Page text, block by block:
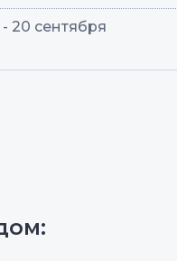
- 20 сентября